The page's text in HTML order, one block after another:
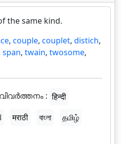
the same kind.
, couple, couplet, distich,
span, twain, twosome,
: हिन्दी
मराठी বাংলা
தமிழ்